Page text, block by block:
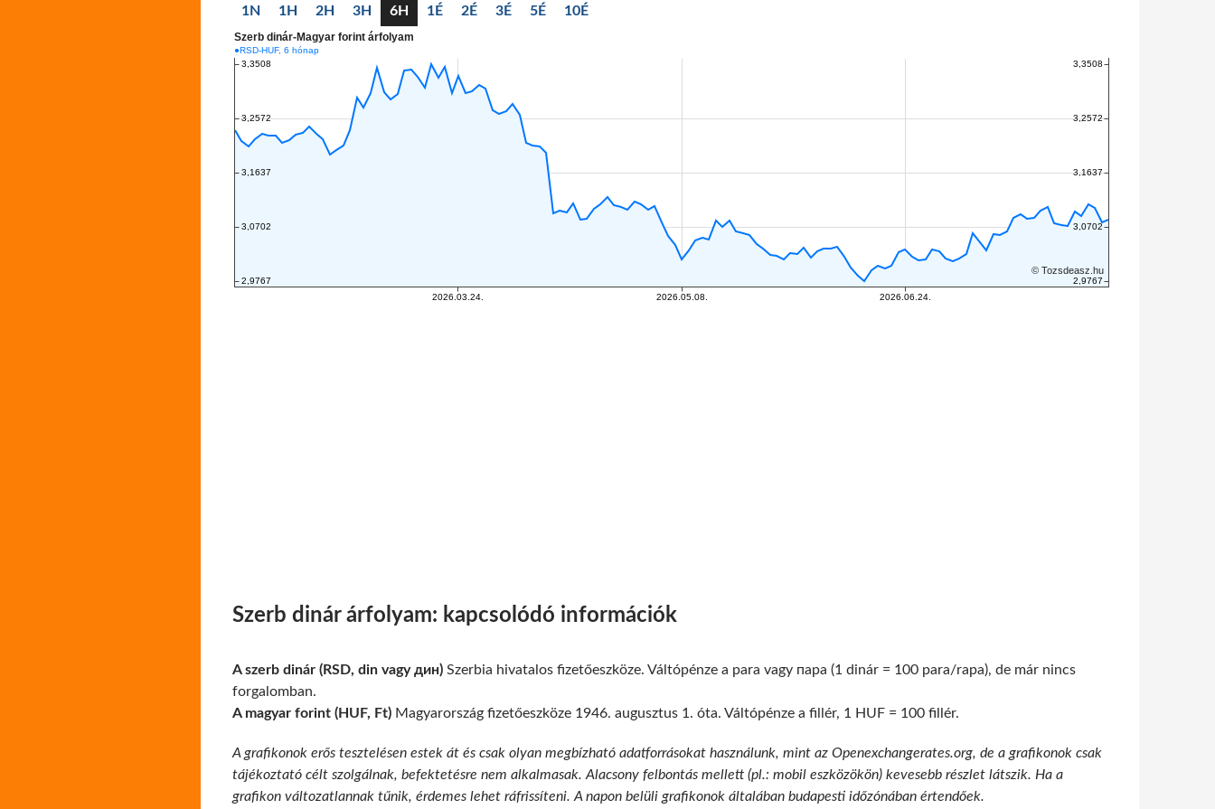
1N 1H 2H 3H 6H 1É 2É 3É 5É 10É
Szerb dinár árfolyam: kapcsolódó információk
A szerb dinár (RSD, din vagy дин) Szerbia hivatalos fizetőeszköze. Váltópénze a para vagy пара (1 dinár = 100 para/rapa), de már nincs
forgalomban.
A magyar forint (HUF, Ft) Magyarország fizetőeszköze 1946. augusztus 1. óta. Váltópénze a fillér, 1 HUF = 100 fillér.
A grafikonok erős tesztelésen estek át és csak olyan megbízható adatforrásokat használunk, mint az Openexchangerates.org, de a grafikonok csak
tájékoztató célt szolgálnak, befektetésre nem alkalmasak. Alacsony felbontás mellett (pl.: mobil eszközökön) kevesebb részlet látszik. Ha a
grafikon változatlannak tűnik, érdemes lehet ráfrissíteni. A napon belüli grafikonok általában budapesti időzónában értendőek.